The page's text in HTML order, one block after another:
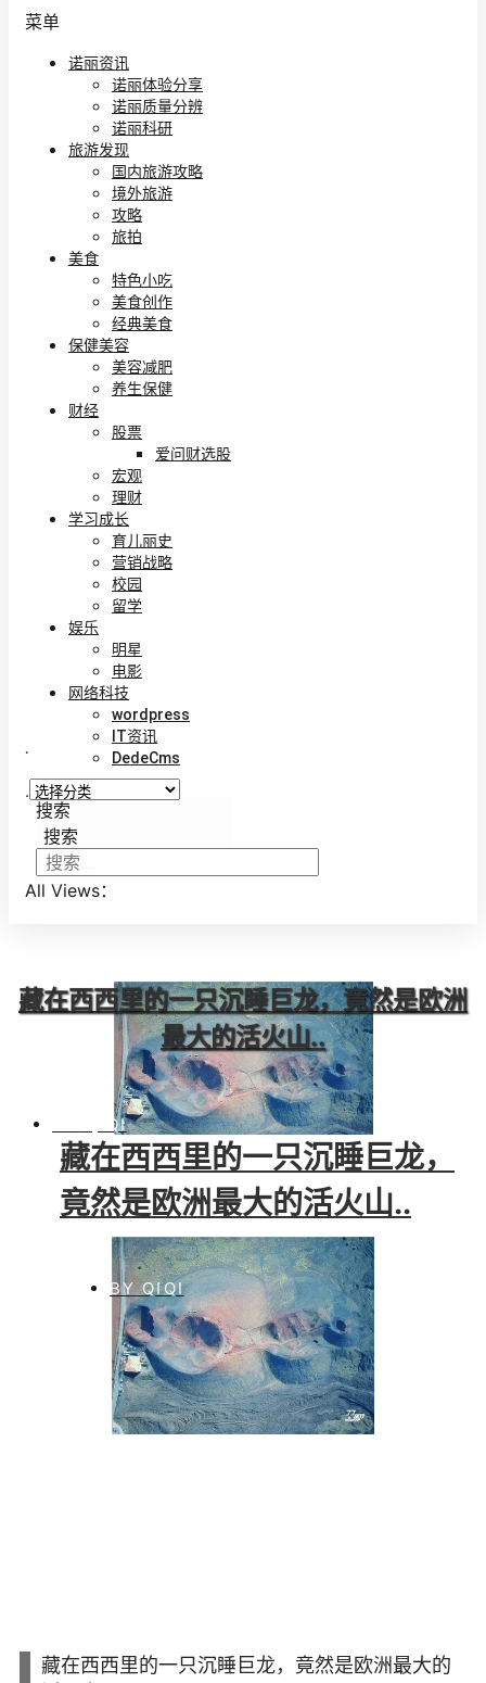
菜单
诺丽资讯
诺丽体验分享
诺丽质量分辨
诺丽科研
旅游发现
国内旅游攻略
境外旅游
攻略
旅拍
美食
特色小吃
美食创作
经典美食
保健美容
美容减肥
养生保健
财经
股票
爱问财选股
宏观
理财
学习成长
育儿丽史
营销战略
校园
留学
娱乐
明星
电影
网络科技
wordpress
IT资讯
DedeCms
.
.
搜索
搜索
All Views：
藏在西西里的一只沉睡巨龙，竟然是欧洲
最大的活火山..
QIQI
藏在西西里的一只沉睡巨龙，
竟然是欧洲最大的活火山..
BYQIQI
藏在西西里的一只沉睡巨龙，竟然是欧洲最大的